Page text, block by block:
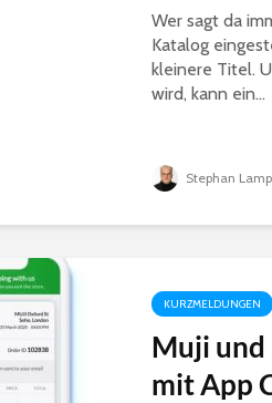
Wer sagt da
Katalog
kleinere Titel.
wird, kann ein...
Stephan
KURZMELDUNGEN
Muji und
mit App